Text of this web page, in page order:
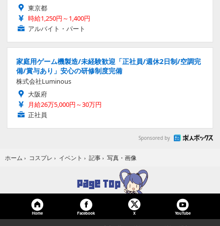
東京都
時給1,250円～1,400円
アルバイト・パート
家庭用ゲーム機製造/未経験歓迎「正社員/週休2日制/空調完
備/賞与あり」安心の研修制度完備
株式会社Luminous
大阪府
月給26万5,000円～30万円
正社員
Sponsored by
ホーム › コスプレ › イベント › 記事 › 写真・画像
Home Facebook X YouTube